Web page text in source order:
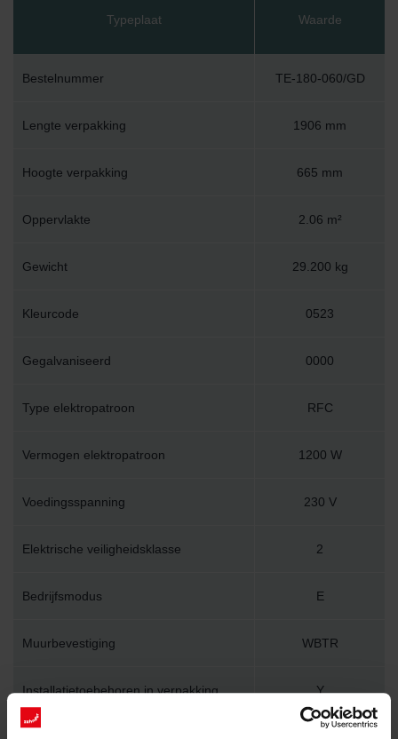
Typeplaat Waarde
Bestelnummer TE-180-060/GD
Lengte verpakking 1906 mm
Hoogte verpakking 665 mm
Oppervlakte 2.06 m²
Gewicht 29.200 kg
Kleurcode 0523
Gegalvaniseerd 0000
Type elektropatroon RFC
Vermogen elektropatroon 1200 W
Voedingsspanning 230 V
Elektrische veiligheidsklasse 2
Bedrijfsmodus E
Muurbevestiging WBTR
Installatietoebehoren in verpakking Y